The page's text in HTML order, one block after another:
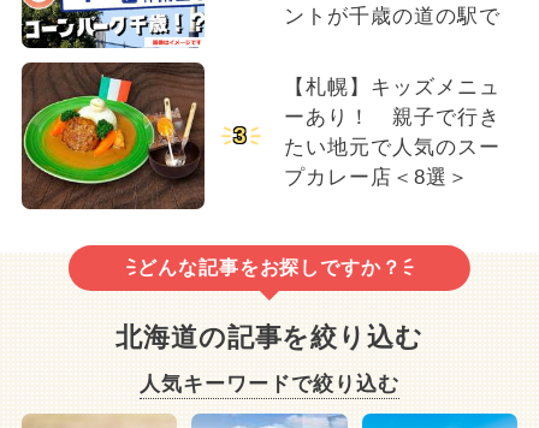
ントが千歳の道の駅で
3
【札幌】キッズメニュ
ーあり！ 親子で行き
たい地元で人気のスー
プカレー店＜8選＞
どんな記事をお探しですか？
北海道の記事を絞り込む
人気キーワードで絞り込む